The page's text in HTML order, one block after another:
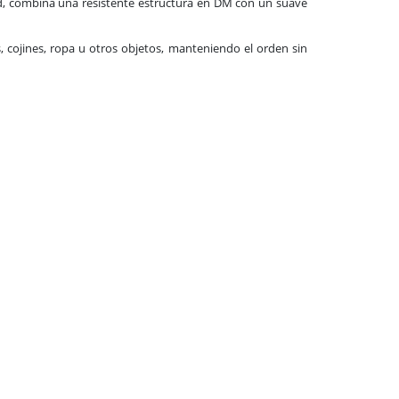
ropa u otros objetos, manteniendo el orden sin